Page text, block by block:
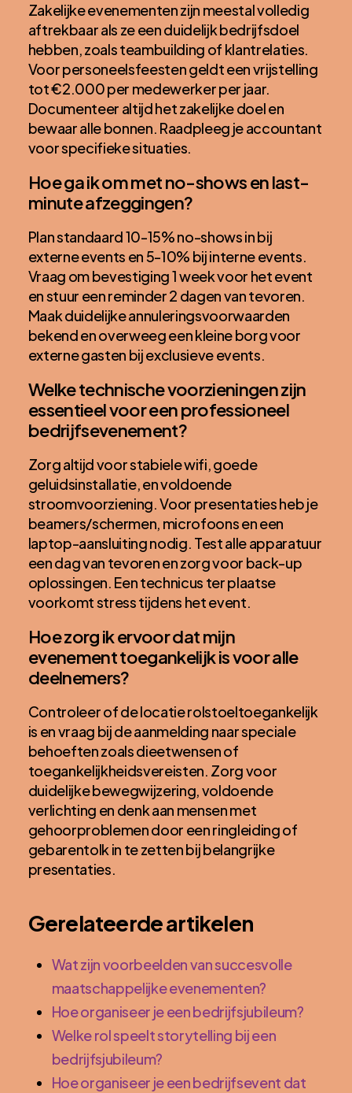
Zakelijke evenementen zijn meestal volledig
aftrekbaar als ze een duidelijk bedrijfsdoel
hebben, zoals teambuilding of klantrelaties.
Voor personeelsfeesten geldt een vrijstelling
tot €2.000 per medewerker per jaar.
Documenteer altijd het zakelijke doel en
bewaar alle bonnen. Raadpleeg je accountant
voor specifieke situaties.
Hoe ga ik om met no-shows en last-
minute afzeggingen?
Plan standaard 10-15% no-shows in bij
externe events en 5-10% bij interne events.
Vraag om bevestiging 1 week voor het event
en stuur een reminder 2 dagen van tevoren.
Maak duidelijke annuleringsvoorwaarden
bekend en overweeg een kleine borg voor
externe gasten bij exclusieve events.
Welke technische voorzieningen zijn
essentieel voor een professioneel
bedrijfsevenement?
Zorg altijd voor stabiele wifi, goede
geluidsinstallatie, en voldoende
stroomvoorziening. Voor presentaties heb je
beamers/schermen, microfoons en een
laptop-aansluiting nodig. Test alle apparatuur
een dag van tevoren en zorg voor back-up
oplossingen. Een technicus ter plaatse
voorkomt stress tijdens het event.
Hoe zorg ik ervoor dat mijn
evenement toegankelijk is voor alle
deelnemers?
Controleer of de locatie rolstoeltoegankelijk
is en vraag bij de aanmelding naar speciale
behoeften zoals dieetwensen of
toegankelijkheidsvereisten. Zorg voor
duidelijke bewegwijzering, voldoende
verlichting en denk aan mensen met
gehoorproblemen door een ringleiding of
gebarentolk in te zetten bij belangrijke
presentaties.
Gerelateerde artikelen
Wat zijn voorbeelden van succesvolle
maatschappelijke evenementen?
Hoe organiseer je een bedrijfsjubileum?
Welke rol speelt storytelling bij een
bedrijfsjubileum?
Hoe organiseer je een bedrijfsevent dat